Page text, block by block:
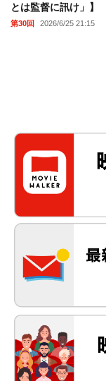
とは監督に訊け」】
第30回 2026/6/25 21:15